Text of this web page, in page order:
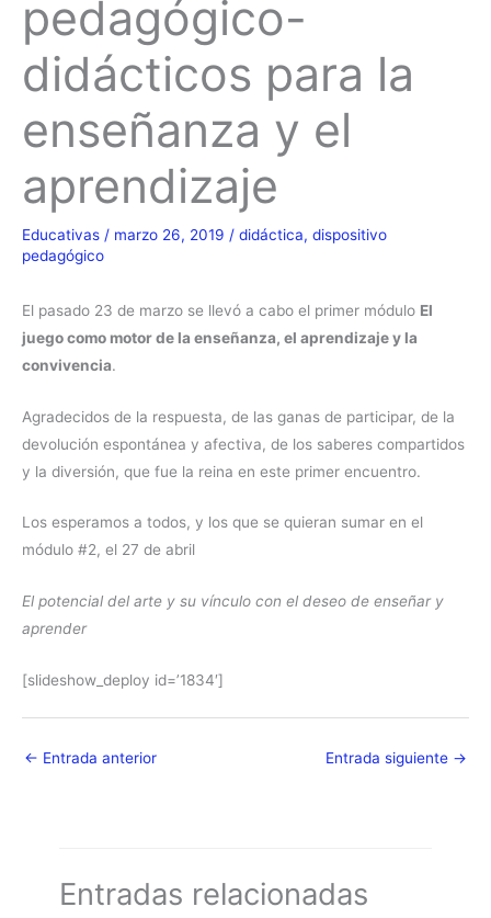
pedagógico-
didácticos para la
enseñanza y el
aprendizaje
Educativas / marzo 26, 2019 / didáctica, dispositivo
pedagógico
El pasado 23 de marzo se llevó a cabo el primer módulo El
juego como motor de la enseñanza, el aprendizaje y la
convivencia.
Agradecidos de la respuesta, de las ganas de participar, de la
devolución espontánea y afectiva, de los saberes compartidos
y la diversión, que fue la reina en este primer encuentro.
Los esperamos a todos, y los que se quieran sumar en el
módulo #2, el 27 de abril
El potencial del arte y su vínculo con el deseo de enseñar y
aprender
[slideshow_deploy id=’1834′]
← Entrada anterior Entrada siguiente →
Entradas relacionadas